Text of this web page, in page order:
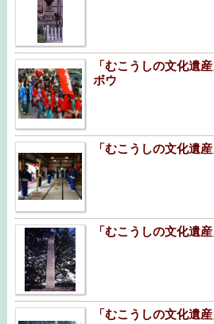
「むこうしの文化遺
ボウ
「むこうしの文化遺
「むこうしの文化遺
「むこうしの文化遺